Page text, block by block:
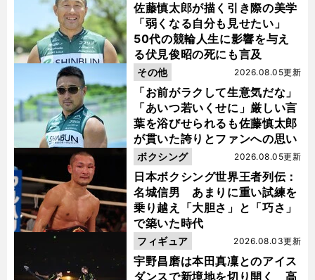
佐藤慎太郎が描く引き際の美学
「弱くなる自分も見せたい」
50代の競輪人生に影響を与え
る伏見俊昭の死にも言及
「お前がラクして生意気だな」
「あいつ若いくせに」厳しい言
葉を浴びせられるも佐藤慎太郎
が貫いた誇りとファンへの思い
2026.08.05更新
その他
日本ボクシング世界王者列伝：
名城信男 あまりに重い試練を
乗り越え「大胆さ」と「巧さ」
で築いた時代
2026.08.05更新
ボクシング
宇野昌磨は本田真凜とのアイス
ダンスで新境地を切り開く 高
2026.08.03更新
フィギュア